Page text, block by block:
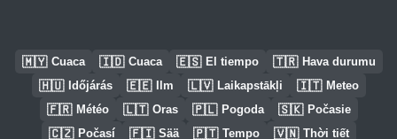
🇲🇾 Cuaca 🇮🇩 Cuaca 🇪🇸 El tiempo 🇹🇷 Hava durumu
🇭🇺 Időjárás 🇪🇪 Ilm 🇱🇻 Laikapstākļi 🇮🇹 Meteo
🇫🇷 Météo 🇱🇹 Oras 🇵🇱 Pogoda 🇸🇰 Počasie
🇨🇿 Počasí 🇫🇮 Sää 🇵🇹 Tempo 🇻🇳 Thời tiết